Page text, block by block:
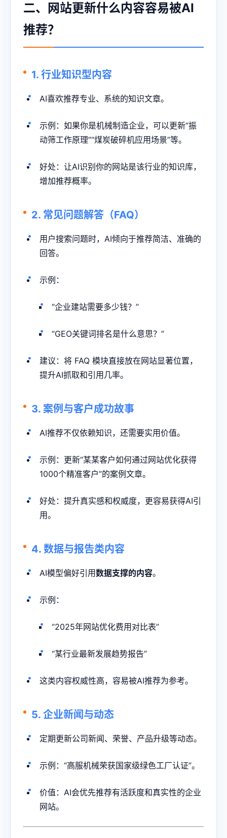
二、网站更新什么内容容易被AI
推荐？
1. 行业知识型内容
AI喜欢推荐专业、系统的知识文章。
示例：如果你是机械制造企业，可以更新“振
动筛工作原理”“煤炭破碎机应用场景”等。
好处：让AI识别你的网站是该行业的知识库，
增加推荐概率。
2. 常见问题解答（FAQ）
用户搜索问题时，AI倾向于推荐简洁、准确的
回答。
示例：
“企业建站需要多少钱？”
“GEO关键词排名是什么意思？”
建议：将 FAQ 模块直接放在网站显著位置，
提升AI抓取和引用几率。
3. 案例与客户成功故事
AI推荐不仅依赖知识，还需要实用价值。
示例：更新“某某客户如何通过网站优化获得
1000个精准客户”的案例文章。
好处：提升真实感和权威度，更容易获得AI引
用。
4. 数据与报告类内容
AI模型偏好引用数据支撑的内容。
示例：
“2025年网站优化费用对比表”
“某行业最新发展趋势报告”
这类内容权威性高，容易被AI推荐为参考。
5. 企业新闻与动态
定期更新公司新闻、荣誉、产品升级等动态。
示例：“高服机械荣获国家级绿色工厂认证”。
价值：AI会优先推荐有活跃度和真实性的企业
网站。